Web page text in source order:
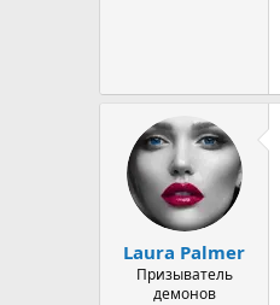
Laura Palmer
Призыватель
демонов